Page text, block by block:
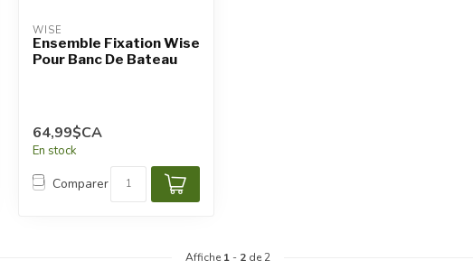
WISE
Ensemble Fixation Wise
Pour Banc De Bateau
64,99$CA
En stock
Comparer
Affiche 1 - 2 de 2